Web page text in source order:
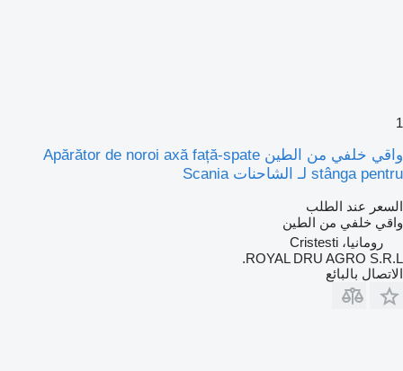
1
واقي خلفي من الطين Apărător de noroi axă față-spate
stânga pentru لـ الشاحنات Scania
السعر عند الطلب
واقي خلفي من الطين
رومانيا، Cristesti
ROYAL DRU AGRO S.R.L.
الاتصال بالبائع